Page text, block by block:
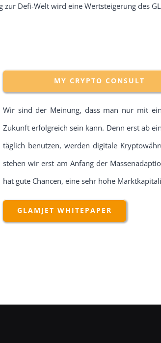
Defi-Welt wird eine Wertsteigerung des
MY CRYPTO CONSULT
Wir sind der Meinung, dass man nur mit
Zukunft erfolgreich sein kann. Denn erst ab
täglich benutzen, werden digitale
stehen wir erst am Anfang der
hat gute Chancen, eine sehr hohe
GLAMJET WHITEPAPER